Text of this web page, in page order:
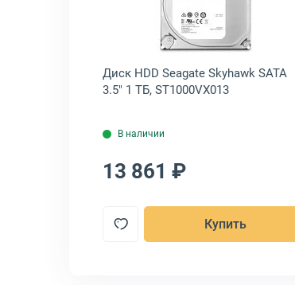
Диск HDD Seagate Skyhawk SATA
3.5" 1 ТБ, ST1000VX013
В наличии
13 861 ₽
Купить